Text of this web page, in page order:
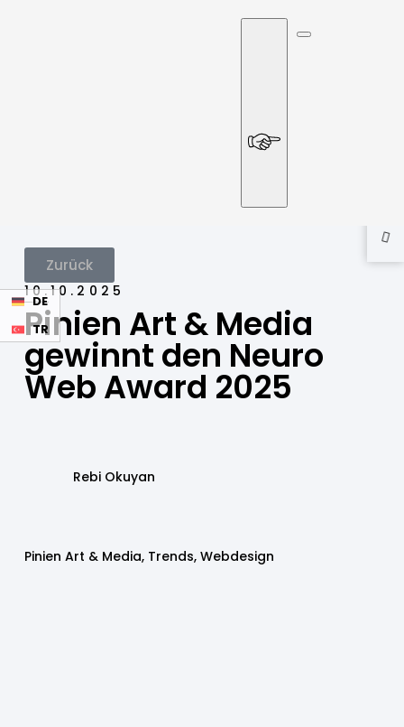
DE
TR
Zurück
10.10.2025
Pinien Art & Media
gewinnt den Neuro
Web Award 2025
Rebi Okuyan
Pinien Art & Media, Trends, Webdesign